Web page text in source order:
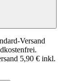
Versand
5,90 € inkl.